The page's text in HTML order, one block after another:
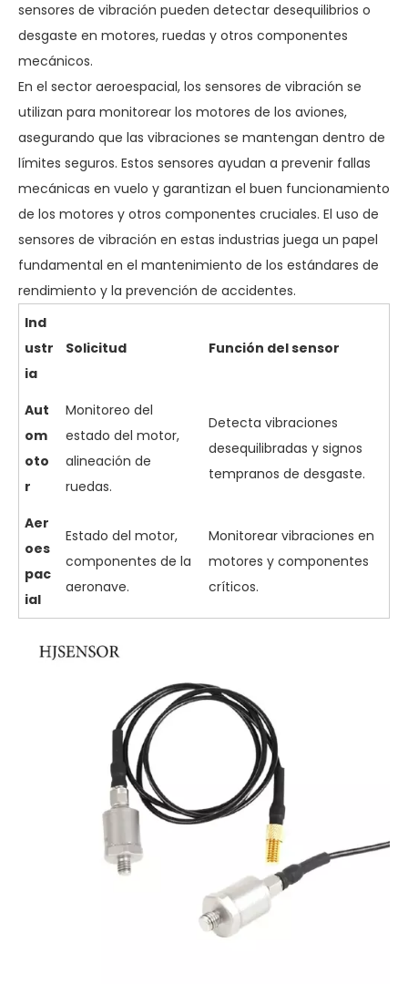
sensores de vibración pueden detectar desequilibrios o
desgaste en motores, ruedas y otros componentes
mecánicos.
En el sector aeroespacial, los sensores de vibración se
utilizan para monitorear los motores de los aviones,
asegurando que las vibraciones se mantengan dentro de
límites seguros. Estos sensores ayudan a prevenir fallas
mecánicas en vuelo y garantizan el buen funcionamiento
de los motores y otros componentes cruciales. El uso de
sensores de vibración en estas industrias juega un papel
fundamental en el mantenimiento de los estándares de
rendimiento y la prevención de accidentes.
Ind
ustr
ia
Solicitud Función del sensor
Aut
om
oto
r
Monitoreo del
estado del motor,
alineación de
ruedas.
Detecta vibraciones
desequilibradas y signos
tempranos de desgaste.
Aer
oes
pac
ial
Estado del motor,
componentes de la
aeronave.
Monitorear vibraciones en
motores y componentes
críticos.